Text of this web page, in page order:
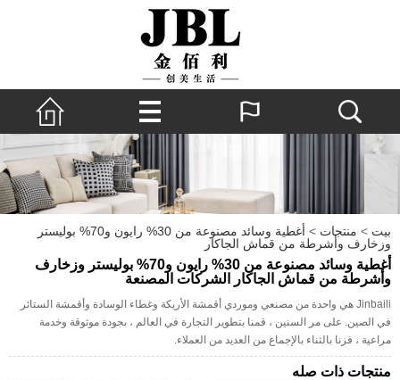
بيت > منتجات >
أغطية وسائد مصنوعة من 30% رايون و70% بوليستر
وزخارف وأشرطة من قماش الجاكار
أغطية وسائد مصنوعة من 30% رايون و70% بوليستر وزخارف
وأشرطة من قماش الجاكار الشركات المصنعة
Jinbaili هي واحدة من مصنعي وموردي أقمشة الأريكة وغطاء الوسادة وأقمشة الستائر
في الصين. على مر السنين ، قمنا بتطوير التجارة في العالم ، بجودة موثوقة وخدمة
مراعية ، فزنا بالثناء بالإجماع من العديد من العملاء.
منتجات ذات صله